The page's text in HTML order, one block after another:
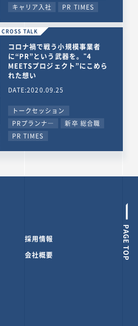
キャリア入社
PR TIMES
CROSS TALK
コロナ禍で戦う小規模事業者
に“PR”という武器を。"4
MEETSプロジェクト”にこめら
れた想い
DATE:2020.09.25
トークセッション
PRプランナ―
新卒 総合職
PR TIMES
PAGE TOP
採用情報
会社概要